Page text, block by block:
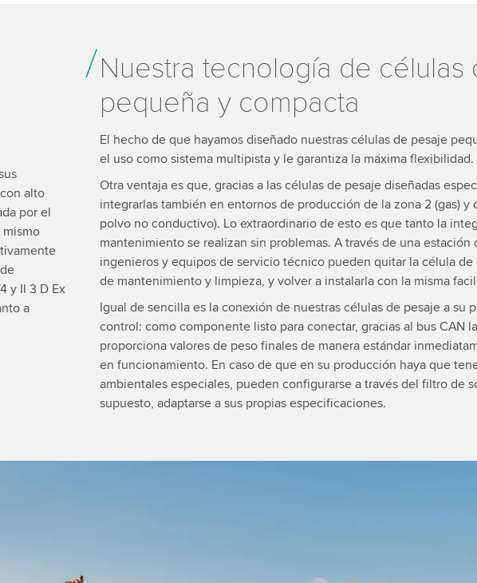
alto
por el
y II 3 D Ex
a
Nuestra tecnología de células
pequeña y compacta
El hecho de que hayamos diseñado nuestras células de pesaje
el uso como sistema multipista y le garantiza la máxima flexibilidad.
Otra ventaja es que, gracias a las células de pesaje diseñadas
integrarlas también en entornos de producción de la zona 2 (gas) y
polvo no conductivo). Lo extraordinario de esto es que tanto la
mantenimiento se realizan sin problemas. A través de una estación
ingenieros y equipos de servicio técnico pueden quitar la célula de
de mantenimiento y limpieza, y volver a instalarla con la misma
Igual de sencilla es la conexión de nuestras células de pesaje a su
control: como componente listo para conectar, gracias al bus CAN
proporciona valores de peso finales de manera estándar
en funcionamiento. En caso de que en su producción haya que
ambientales especiales, pueden configurarse a través del filtro de
supuesto, adaptarse a sus propias especificaciones.